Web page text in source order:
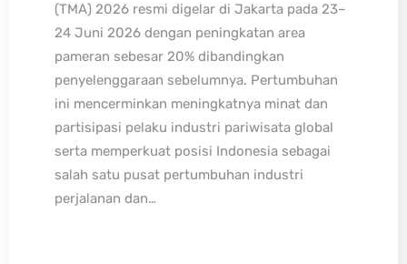
(TMA) 2026 resmi digelar di Jakarta pada 23–
24 Juni 2026 dengan peningkatan area
pameran sebesar 20% dibandingkan
penyelenggaraan sebelumnya. Pertumbuhan
ini mencerminkan meningkatnya minat dan
partisipasi pelaku industri pariwisata global
serta memperkuat posisi Indonesia sebagai
salah satu pusat pertumbuhan industri
perjalanan dan…